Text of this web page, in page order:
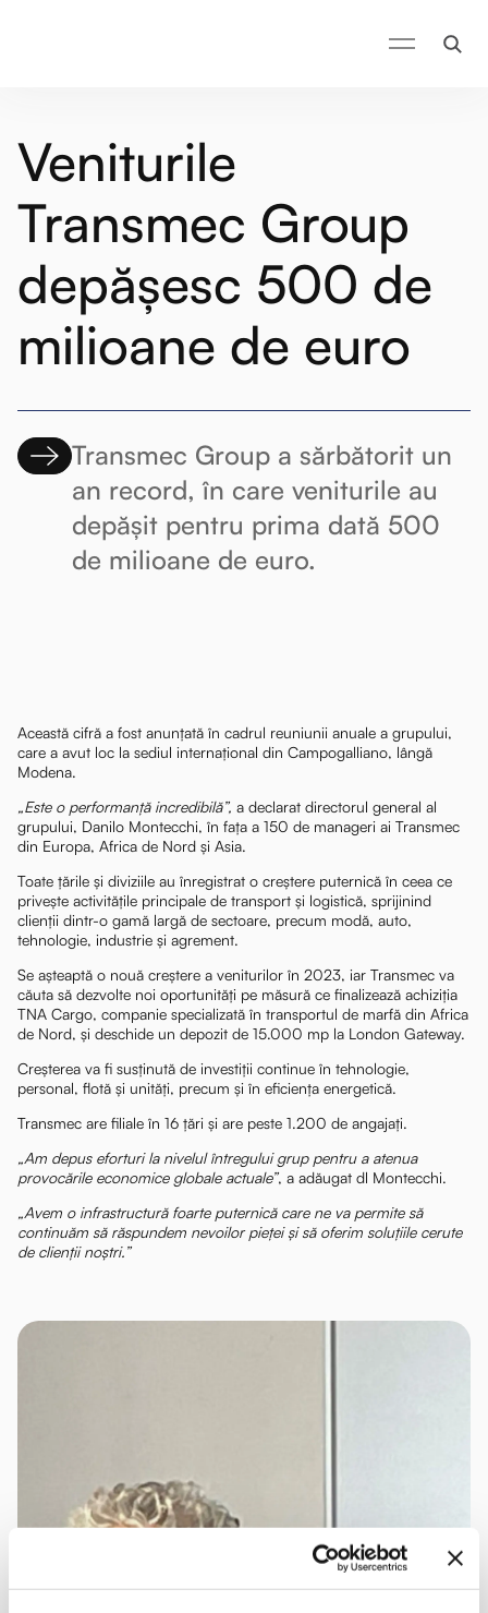
Veniturile
Transmec Group
depășesc 500 de
milioane de euro
Transmec Group a sărbătorit un
an record, în care veniturile au
depășit pentru prima dată 500
de milioane de euro.
Această cifră a fost anunțată în cadrul reuniunii anuale a grupului,
care a avut loc la sediul internațional din Campogalliano, lângă
Modena.
„Este o performanță incredibilă”, a declarat directorul general al
grupului, Danilo Montecchi, în fața a 150 de manageri ai Transmec
din Europa, Africa de Nord și Asia.
Toate țările și diviziile au înregistrat o creștere puternică în ceea ce
privește activitățile principale de transport și logistică, sprijinind
clienții dintr-o gamă largă de sectoare, precum modă, auto,
tehnologie, industrie și agrement.
Se așteaptă o nouă creștere a veniturilor în 2023, iar Transmec va
căuta să dezvolte noi oportunități pe măsură ce finalizează achiziția
TNA Cargo, companie specializată în transportul de marfă din Africa
de Nord, și deschide un depozit de 15.000 mp la London Gateway.
Creșterea va fi susținută de investiții continue în tehnologie,
personal, flotă și unități, precum și în eficiența energetică.
Transmec are filiale în 16 țări și are peste 1.200 de angajați.
„Am depus eforturi la nivelul întregului grup pentru a atenua
provocările economice globale actuale”, a adăugat dl Montecchi.
„Avem o infrastructură foarte puternică care ne va permite să
continuăm să răspundem nevoilor pieței și să oferim soluțiile cerute
de clienții noștri.”